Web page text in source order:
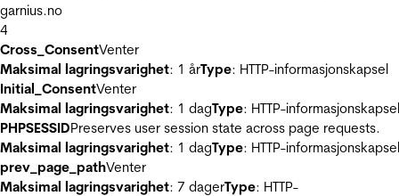
garnius.no
4
Cross_ConsentVenter
Maksimal lagringsvarighet: 1 årType: HTTP-informasjonskapsel
Initial_ConsentVenter
Maksimal lagringsvarighet: 1 dagType: HTTP-informasjonskapsel
PHPSESSIDPreserves user session state across page requests.
Maksimal lagringsvarighet: 1 dagType: HTTP-informasjonskapsel
prev_page_pathVenter
Maksimal lagringsvarighet: 7 dagerType: HTTP-